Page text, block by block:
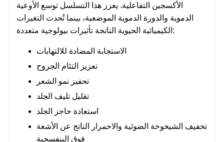
الأكسجين التفاعلية. يعزز هذا التسلسل توسع الأوعية
الدموية والدورة الدموية الموضعية، بينما تُحدث التغيرات
الكيميائية الحيوية الناتجة تأثيرات بيولوجية متعددة:
الاستجابة المضادة للالتهابات
تعزيز التئام الجروح
تحفيز نمو الشعر
تقليل تليف الجلد
استعادة حاجز الجلد
تخفيف الشيخوخة الضوئية والاحمرار الناتج عن الأشعة
فوق البنفسجية